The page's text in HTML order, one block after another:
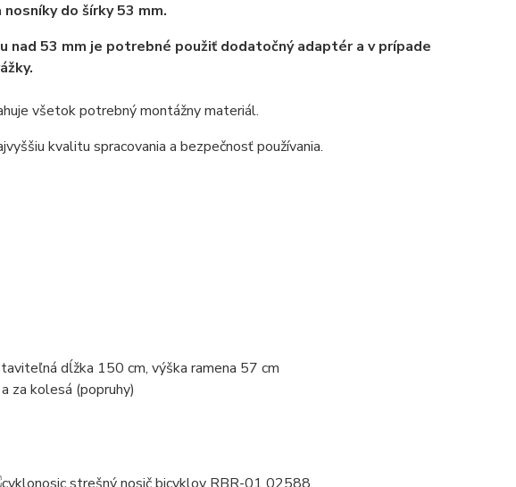
do šírky 53 mm.
53 mm je potrebné použiť dodatočný adaptér a v prípade
všetok potrebný montážny materiál.
kvalitu spracovania a bezpečnosť používania.
dĺžka 150 cm, výška ramena 57 cm
kolesá (popruhy)